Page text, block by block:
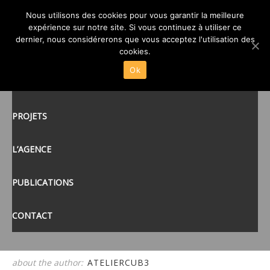
PROJETS
L’AGENCE
PUBLICATIONS
CONTACT
01-ATELIER CUB3-LIFFRÉ
CUISINE CENTRALE
posté le 19 MAR 2015/
about the author: ATELIERCUB3
Nous utilisons des cookies pour vous garantir la meilleure
expérience sur notre site. Si vous continuez à utiliser ce
dernier, nous considérerons que vous acceptez l'utilisation des
cookies.
Ok